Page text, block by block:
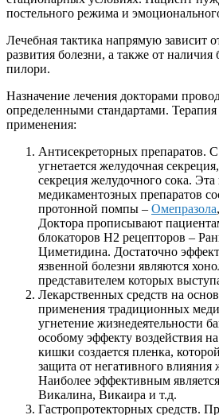
постельного режима и
Лечебная тактика напрямую зависит
развития болезни, а также от наличия
пилори.
Назначение лечения докторами
определенными стандартами. Терапия
применения:
Антисекреторных препаратов.
угнетается желудочная
секреция желудочного сока. Эта
медикаментозных препаратов
протонной помпы – Омепразола
Доктора прописывают
блокаторов Н2 рецепторов –
Циметидина. Достаточно
язвенной болезни являются
представителем которых
Лекарственных средств на
применения традиционных
угнетение жизнедеятельности
особому эффекту воздействия
кишки создается пленка,
защита от негативного влияния
Наиболее эффективным
Викалина, Викаира и т.д.
Гастропротекторных средств.